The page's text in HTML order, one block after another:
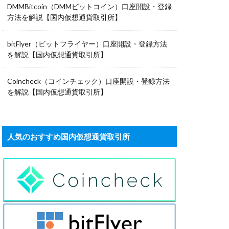
DMMBitcoin（DMMビットコイン）口座開設・登録
方法を解説【国内仮想通貨取引所】
bitFlyer（ビットフライヤー）口座開設・登録方法
を解説【国内仮想通貨取引所】
Coincheck（コインチェック）口座開設・登録方法
を解説【国内仮想通貨取引所】
人気のおすすめ国内仮想通貨取引所